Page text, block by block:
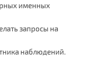
именных
запросы на
наблюдений.